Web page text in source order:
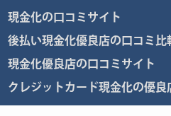
現金化の口コミサイト
後払い現金化優良店の口コミ比
現金化優良店の口コミサイト
クレジットカード現金化の優良